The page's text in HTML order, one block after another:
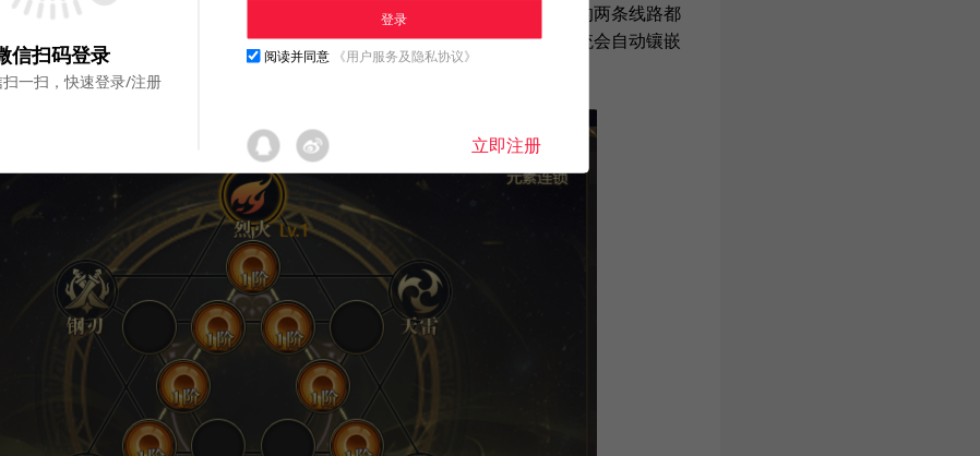
信扫码登录
一扫，快速登录/注册
登录
阅读并同意
《用户服务及隐私协议》
立即注册
解为【连连看】，也就是 路线连成即可获取增益，像这样将【烈火】对应的两条线路都
的增益，当然如果大家不知道怎么镶嵌，可以直接点击一键镶嵌选项，系统会自动镶嵌
先自动升级已镶嵌的元素灵珠，直到已经镶嵌的灵珠无法升级为止